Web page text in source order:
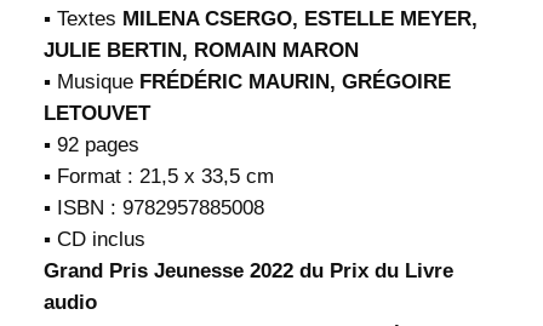
▪️ Textes MILENA CSERGO, ESTELLE MEYER,
JULIE BERTIN, ROMAIN MARON
▪️ Musique FRÉDÉRIC MAURIN, GRÉGOIRE
LETOUVET
▪️ 92 pages
▪️ Format : 21,5 x 33,5 cm
▪️ ISBN : 9782957885008
▪️ CD inclus
Grand Pris Jeunesse 2022 du Prix du Livre
audio